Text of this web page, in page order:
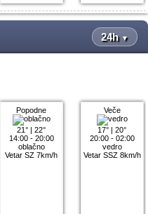
24h ▼
Popodne
21° |22°
14:00 - 20:00
oblačno
Vetar SZ 7km/h
Veče
17° |20°
20:00 - 02:00
vedro
Vetar SSZ 8km/h